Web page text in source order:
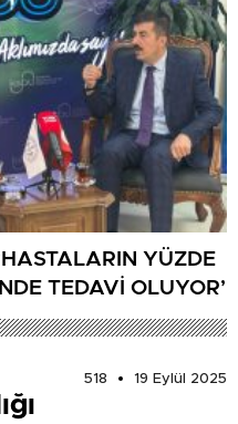
YÜZDE
TEDAVİ OLUYOR’
518
19 Eylül 2025